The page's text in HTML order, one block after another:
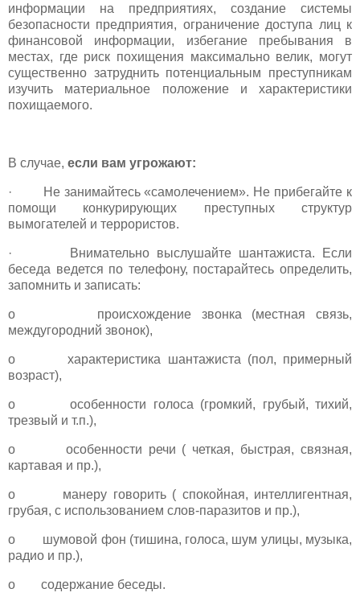
информации на предприятиях, создание системы
безопасности предприятия, ограничение доступа лиц к
финансовой информации, избегание пребывания в
местах, где риск похищения максимально велик, могут
существенно затруднить потенциальным преступникам
изучить материальное положение и характеристики
похищаемого.
В случае, если вам угрожают:
· Не занимайтесь «самолечением». Не прибегайте к
помощи конкурирующих преступных структур
вымогателей и террористов.
· Внимательно выслушайте шантажиста. Если
беседа ведется по телефону, постарайтесь определить,
запомнить и записать:
o происхождение звонка (местная связь,
междугородний звонок),
o характеристика шантажиста (пол, примерный
возраст),
o особенности голоса (громкий, грубый, тихий,
трезвый и т.п.),
o особенности речи ( четкая, быстрая, связная,
картавая и пр.),
o манеру говорить ( спокойная, интеллигентная,
грубая, с использованием слов-паразитов и пр.),
o шумовой фон (тишина, голоса, шум улицы, музыка,
радио и пр.),
o содержание беседы.